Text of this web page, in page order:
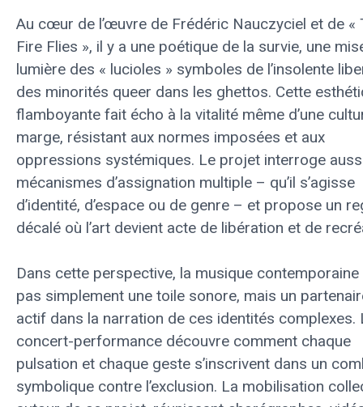
Au cœur de l’œuvre de Frédéric Nauczyciel et de «
Fire Flies », il y a une poétique de la survie, une
lumière des « lucioles » symboles de l’insolente
des minorités queer dans les ghettos. Cette
flamboyante fait écho à la vitalité même d’une
marge, résistant aux normes imposées et aux
oppressions systémiques. Le projet interroge
mécanismes d’assignation multiple – qu’il s’agisse
d’identité, d’espace ou de genre – et propose un
décalé où l’art devient acte de libération et de
Dans cette perspective, la musique contemporaine
pas simplement une toile sonore, mais un
actif dans la narration de ces identités complexes.
concert-performance découvre comment chaque
pulsation et chaque geste s’inscrivent dans un
symbolique contre l’exclusion. La mobilisation